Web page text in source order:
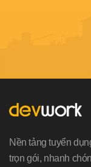
Nền tảng tuyển
trọn gói, nhanh